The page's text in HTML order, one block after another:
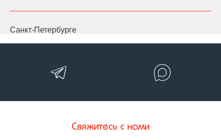
Санкт-Петербурге
Свяжитесь с нами